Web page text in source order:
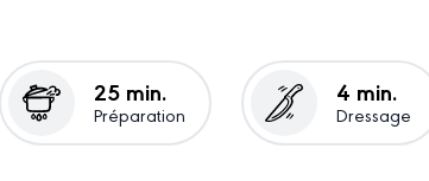
25 min.
Préparation
4 min.
Dressage